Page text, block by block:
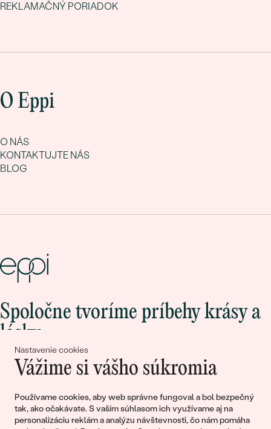
Nastavenie cookies
Vážime si vášho súkromia
Používame cookies, aby web správne fungoval a bol bezpečný
tak, ako očakávate. S vaším súhlasom ich využívame aj na
personalizáciu reklám a analýzu návštevnosti, čo nám pomáha
REKLAMAČNÝ PORIADOK
O Eppi
O NÁS
KONTAKTUJTE NÁS
BLOG
Spoločne tvoríme príbehy krásy a
lásky
Pripojte sa k nám!